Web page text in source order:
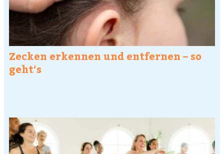
Zecken erkennen und entfernen – so
geht‘s